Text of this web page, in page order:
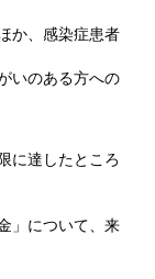
か、感染症患者
いのある方への
に達したところ
」について、来